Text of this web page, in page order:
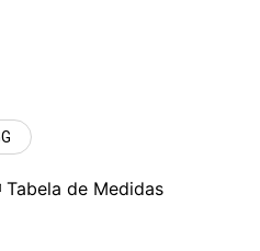
Tabela de Medidas